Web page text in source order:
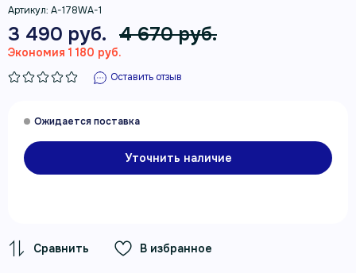
Артикул: A-178WA-1
3 490 руб. 4 670 руб.
Экономия 1 180 руб.
Оставить отзыв
Уточнить наличие
В избранное